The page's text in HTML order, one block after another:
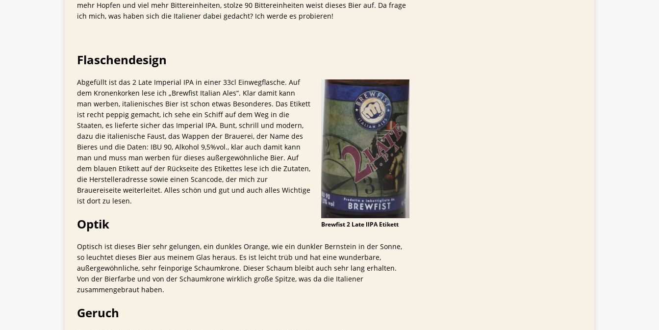
mehr Hopfen und viel mehr Bittereinheiten, stolze 90 Bittereinheiten weist dieses Bier auf. Da frage
ich mich, was haben sich die Italiener dabei gedacht? Ich werde es probieren!
Flaschendesign
Brewfist 2 Late IIPA Etikett
Abgefüllt ist das 2 Late Imperial IPA in einer 33cl Einwegflasche. Auf
dem Kronenkorken lese ich „Brewfist Italian Ales“. Klar damit kann
man werben, italienisches Bier ist schon etwas Besonderes. Das Etikett
ist recht peppig gemacht, ich sehe ein Schiff auf dem Weg in die
Staaten, es lieferte sicher das Imperial IPA. Bunt, schrill und modern,
dazu die italienische Faust, das Wappen der Brauerei, der Name des
Bieres und die Daten: IBU 90, Alkohol 9,5%vol., klar auch damit kann
man und muss man werben für dieses außergewöhnliche Bier. Auf
dem blauen Etikett auf der Rückseite des Etikettes lese ich die Zutaten,
die Herstelleradresse sowie einen Scancode, der mich zur
Brauereiseite weiterleitet. Alles schön und gut und auch alles Wichtige
ist dort zu lesen.
Optik
Optisch ist dieses Bier sehr gelungen, ein dunkles Orange, wie ein dunkler Bernstein in der Sonne,
so leuchtet dieses Bier aus meinem Glas heraus. Es ist leicht trüb und hat eine wunderbare,
außergewöhnliche, sehr feinporige Schaumkrone. Dieser Schaum bleibt auch sehr lang erhalten.
Von der Bierfarbe und von der Schaumkrone wirklich große Spitze, was da die Italiener
zusammengebraut haben.
Geruch